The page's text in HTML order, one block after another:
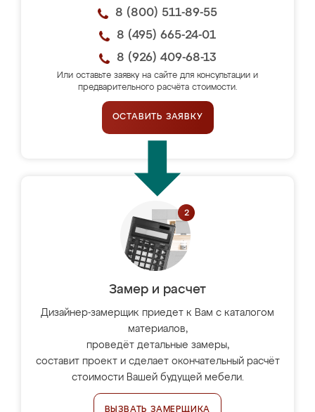
8 (800) 511-89-55
8 (495) 665-24-01
8 (926) 409-68-13
Или оставьте заявку на сайте для консультации и
предварительного расчёта стоимости.
ОСТАВИТЬ ЗАЯВКУ
Замер и расчет
Дизайнер-замерщик приедет к Вам с каталогом
материалов,
проведёт детальные замеры,
составит проект и сделает окончательный расчёт
стоимости Вашей будущей мебели.
ВЫЗВАТЬ ЗАМЕРЩИКА